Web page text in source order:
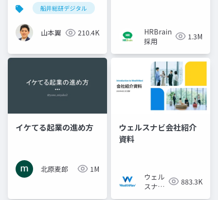
船井総研デジタル
山本翼 210.4K
HRBrain
採用
1.3M
イケてる起業の進め方
北原麦郎 1M
ウェルスナビ会社紹介
資料
ウェル
スナビ
883.3K